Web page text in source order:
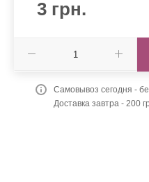
3грн.
Самовывоз сегодня -
Доставка завтра - 200